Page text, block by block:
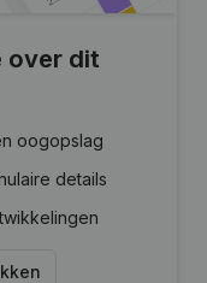
over dit
oogopslag
details